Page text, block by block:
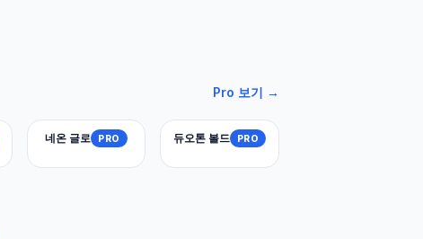
Pro 보기 →
네온 글로 PRO 듀오톤 볼드 PRO